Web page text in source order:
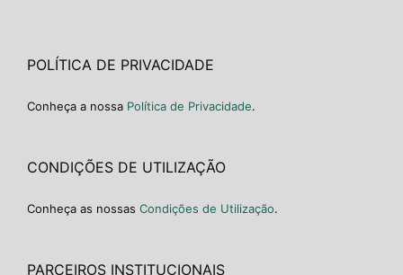
POLÍTICA DE PRIVACIDADE
Conheça a nossa Política de Privacidade.
CONDIÇÕES DE UTILIZAÇÃO
Conheça as nossas Condições de Utilização.
PARCEIROS INSTITUCIONAIS